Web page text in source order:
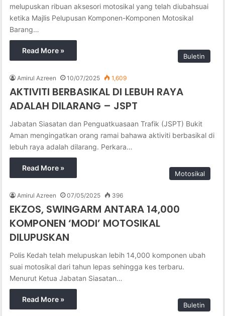
melupuskan ribuan aksesori motosikal yang telah diubahsuai
ketika Majlis Pelupusan Komponen-Komponen Motosikal
Barang…
Read More »
Buletin
Amirul Azreen 10/07/2025 1,609
AKTIVITI BERBASIKAL DI LEBUH RAYA
ADALAH DILARANG – JSPT
Jabatan Siasatan dan Penguatkuasaan Trafik (JSPT) Bukit
Aman mengingatkan orang ramai bahawa aktiviti berbasikal di
lebuh raya adalah dilarang. Perkara…
Read More »
Motosikal
Amirul Azreen 07/05/2025 396
EKZOS, SWINGARM ANTARA 14,000
KOMPONEN ‘MODI’ MOTOSIKAL
DILUPUSKAN
Polis Kedah telah melupuskan lebih 14,000 komponen ubah
suai motosikal dari tahun lepas sehingga kes terbaru.
Menurut Ketua Jabatan Siasatan…
Read More »
Buletin